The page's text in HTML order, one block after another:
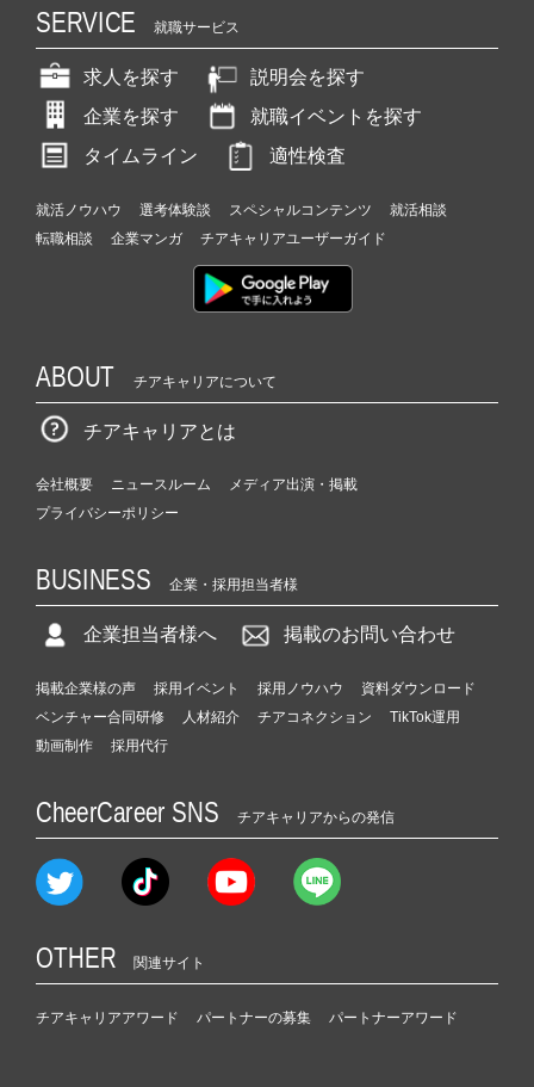
SERVICE 就職サービス
求人を探す
説明会を探す
企業を探す
就職イベントを探す
タイムライン
適性検査
就活ノウハウ 選考体験談 スペシャルコンテンツ
就活相談
転職相談
企業マンガ チアキャリアユーザーガイド
ABOUT チアキャリアについて
チアキャリアとは
会社概要 ニュースルーム
メディア出演・掲載
プライバシーポリシー
BUSINESS 企業・採用担当者様
企業担当者様へ 掲載のお問い合わせ
掲載企業様の声 採用イベント 採用ノウハウ
資料ダウンロード
ベンチャー合同研修
人材紹介 チアコネクション
TikTok運用
動画制作
採用代行
CheerCareer SNS チアキャリアからの発信
OTHER 関連サイト
チアキャリアアワード パートナーの募集 パートナーアワード